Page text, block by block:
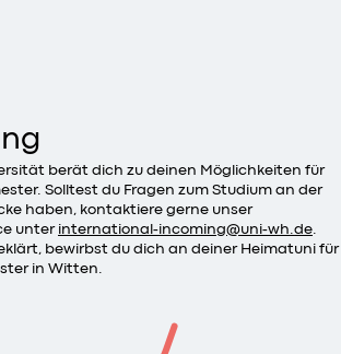
berät dich zu deinen Möglichkeiten für
Solltest du Fragen zum Studium an der
haben, kontaktiere gerne unser
unter international-incoming@uni-wh.de.
bewirbst du dich an deiner Heimatuni für
in Witten.